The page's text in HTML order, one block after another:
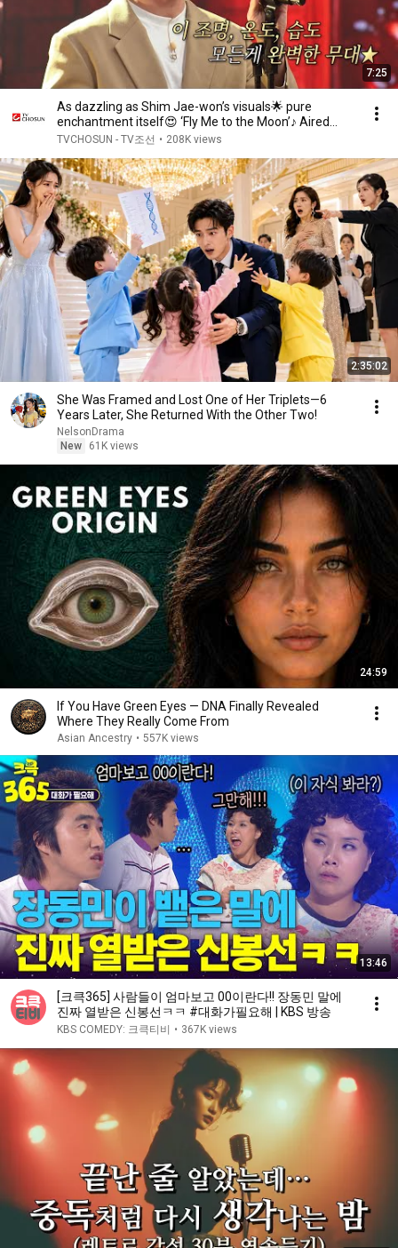
7:25
As dazzling as Shim Jae-won’s visuals🌟 pure
enchantment itself😍 ‘Fly Me to the Moon’♪ Aired
07/06...
TVCHOSUN - TV조선 • 208K views
2:35:02
She Was Framed and Lost One of Her Triplets—6
Years Later, She Returned With the Other Two!
NelsonDrama
New
61K views
24:59
If You Have Green Eyes — DNA Finally Revealed
Where They Really Come From
Asian Ancestry • 557K views
13:46
[크큭365] 사람들이 엄마보고 00이란다!! 장동민 말에
진짜 열받은 신봉선ㅋㅋ #대화가필요해 | KBS 방송
KBS COMEDY: 크큭티비 • 367K views